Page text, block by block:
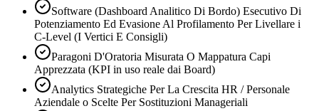
Software (Dashboard Analitico Di Bordo) Esecutivo Di
Potenziamento Ed Evasione Al Profilamento Per Livellare i
C-Level (I Vertici E Consigli)
Paragoni D'Oratoria Misurata O Mappatura Capi
Apprezzata (KPI in uso reale dai Board)
Analytics Strategiche Per La Crescita HR / Personale
Aziendale o Scelte Per Sostituzioni Manageriali